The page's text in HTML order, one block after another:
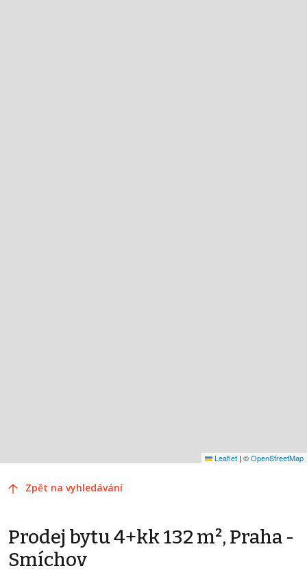
Leaflet | ©OpenStreetMap
Zpět na vyhledávání
Prodej bytu 4+kk 132 m², Praha -
Smíchov